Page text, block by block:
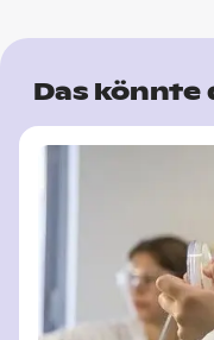
Das könnte